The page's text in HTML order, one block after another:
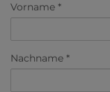
Vorname
Nachname